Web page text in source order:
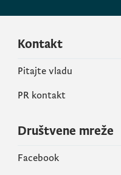
Kontakt
Pitajte vladu
PR kontakt
Društvene mreže
Facebook